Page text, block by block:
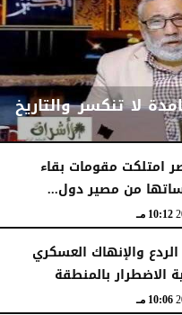
لا تنكسر والتاريخ
امتلكت مقومات بقاء
من مصير دول...
10:12 مـ
والإنهاك العسكري
الاضطرار بالمنطقة
10:06 مـ